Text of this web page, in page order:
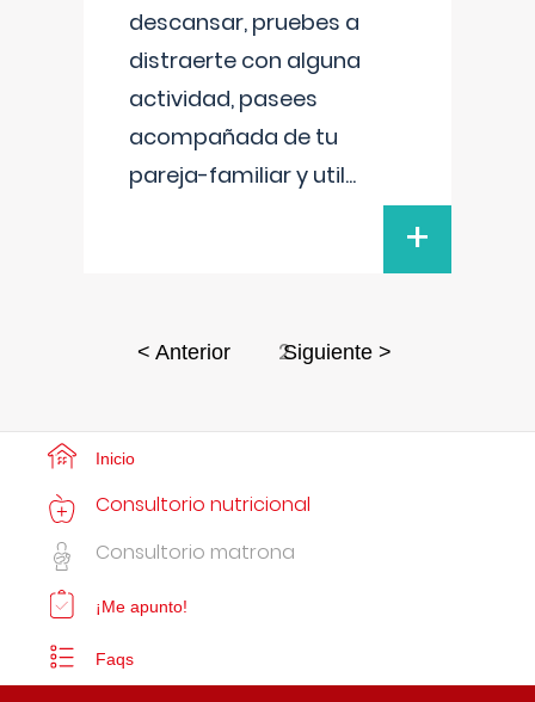
descansar, pruebes a
distraerte con alguna
actividad, pasees
acompañada de tu
pareja-familiar y util...
+
< Anterior 2Siguiente >
Inicio
Consultorio nutricional
Consultorio matrona
¡Me apunto!
Faqs